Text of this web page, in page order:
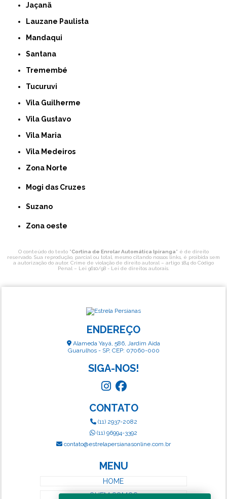
Jaçanã
Lauzane Paulista
Mandaqui
Santana
Tremembé
Tucuruvi
Vila Guilherme
Vila Gustavo
Vila Maria
Vila Medeiros
Zona Norte
Mogi das Cruzes
Suzano
Zona oeste
O conteúdo do texto "Cortina de Enrolar Automática Ipiranga" é de direito
reservado. Sua reprodução, parcial ou total, mesmo citando nossos links, é proibida sem
a autorização do autor. Crime de violação de direito autoral – artigo 184 do Código
Penal – Lei 9610/98 - Lei de direitos autorais
ENDEREÇO
Alameda Yayá, 586, Jardim Aida
Guarulhos - SP, CEP: 07060-000
SIGA-NOS!
CONTATO
(11) 2937-2082
(11) 96994-3392
contato@estrelapersianasonline.com.br
MENU
HOME
QUEM SOMOS